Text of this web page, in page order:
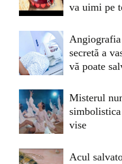
va uimi pe
secretă a
vă poate
Misterul
vise
Acul